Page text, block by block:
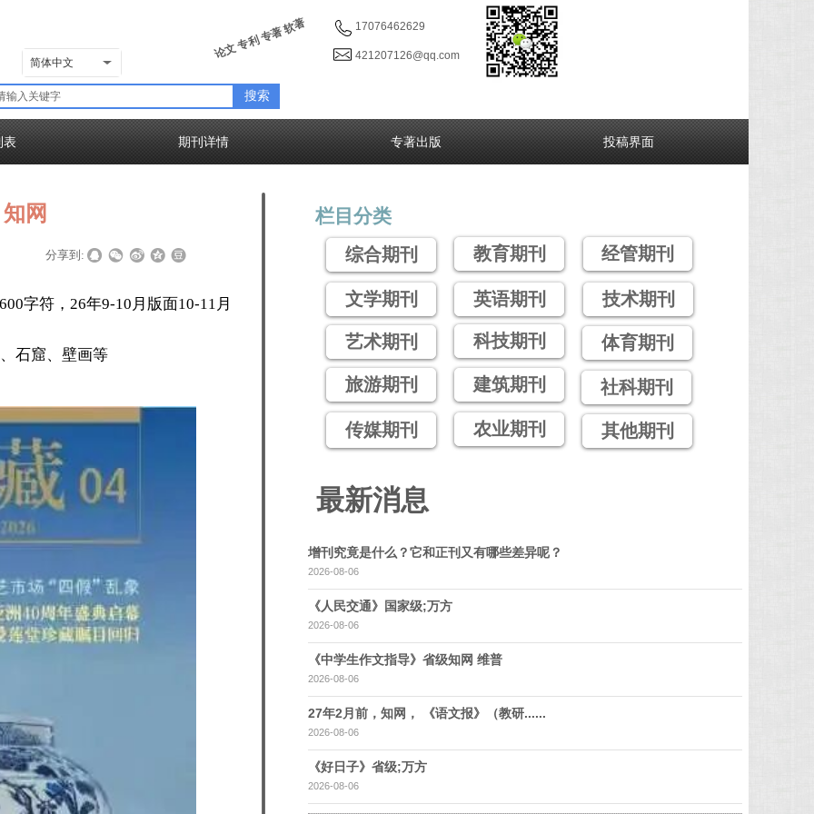
17076462629
421207126@qq.com
简体中文
论文 专利 专著 软著
搜索
表 期刊详情 专著出版 投稿界面
文学期刊
栏目分类
综合期刊
艺术期刊
旅游期刊
传媒期刊
教育期刊
英语期刊
科技期刊
建筑期刊
农业期刊
经管期刊
技术期刊
体育期刊
社科期刊
其他期刊
网
分享到:
字符，26年9-10月版面10-11月
石窟、壁画等
最新消息
增刊究竟是什么？它和正刊又有哪些差异呢？
2026-08-06
《人民交通》国家级;万方
2026-08-06
《中学生作文指导》省级知网 维普
2026-08-06
27年2月前，知网， 《语文报》（教研......
2026-08-06
《好日子》省级;万方
2026-08-06